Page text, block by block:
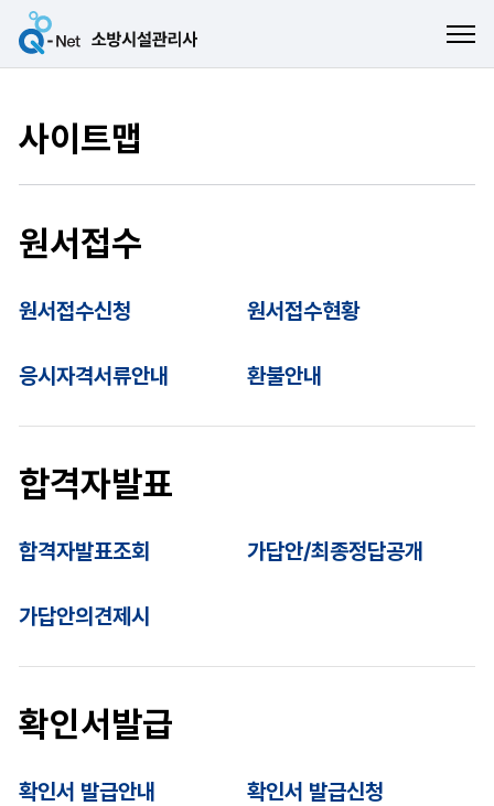
사이트맵
원서접수
원서접수신청 원서접수현황
응시자격서류안내 환불안내
합격자발표
합격자발표조회 가답안/최종정답공개
가답안의견제시
확인서발급
확인서 발급안내 확인서 발급신청